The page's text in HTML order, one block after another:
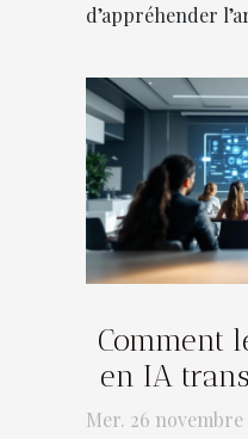
d’appréhender
Comment
en IA
Mer. 26 novembre